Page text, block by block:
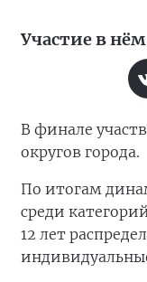
Участие в
В финале
округов города.
По итогам
среди
12 лет